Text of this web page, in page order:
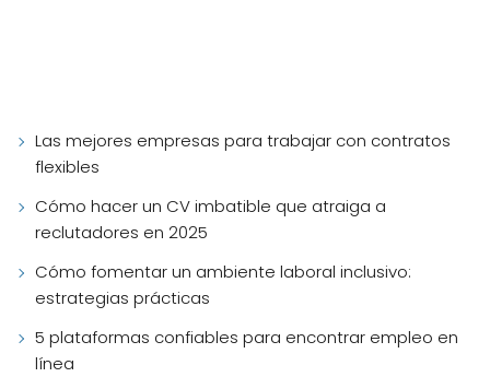
Las mejores empresas para trabajar con contratos
flexibles
Cómo hacer un CV imbatible que atraiga a
reclutadores en 2025
Cómo fomentar un ambiente laboral inclusivo:
estrategias prácticas
5 plataformas confiables para encontrar empleo en
línea